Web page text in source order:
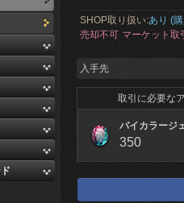
SHOP取り扱い:あり (
売却不可 マーケット取
入手先
取引に必要な
バイカラージ
350